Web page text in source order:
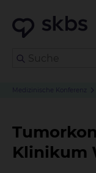
Medizinische Konferenz
Klinikum